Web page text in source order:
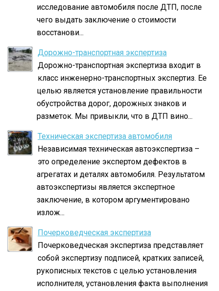
исследование автомобиля после ДТП, после
чего выдать заключение о стоимости
восстанови...
Дорожно-транспортная экспертиза
Дорожно-транспортная экспертиза входит в
класс инженерно-транспортных экспертиз. Ее
целью является установление правильности
обустройства дорог, дорожных знаков и
разметок. Мы привыкли, что в ДТП вино...
Техническая экспертиза автомобиля
Независимая техническая автоэкспертиза –
это определение экспертом дефектов в
агрегатах и деталях автомобиля. Результатом
автоэкспертизы является экспертное
заключение, в котором аргументировано
излож...
Почерковедческая экспертиза
Почерковедческая экспертиза представляет
собой экспертизу подписей, кратких записей,
рукописных текстов с целью установления
исполнителя, установления факта выполнения